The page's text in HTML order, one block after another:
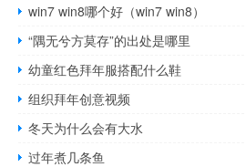
win7 win8哪个好（win7 win8）
“隅无兮方莫存”的出处是哪里
幼童红色拜年服搭配什么鞋
组织拜年创意视频
冬天为什么会有大水
过年煮几条鱼